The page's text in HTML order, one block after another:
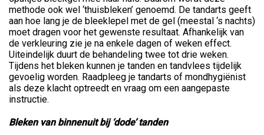
methode ook wel ‘thuisbleken’ genoemd. De tandarts geeft
aan hoe lang je de bleeklepel met de gel (meestal ‘s nachts)
moet dragen voor het gewenste resultaat. Afhankelijk van
de verkleuring zie je na enkele dagen of weken effect.
Uiteindelijk duurt de behandeling twee tot drie weken.
Tijdens het bleken kunnen je tanden en tandvlees tijdelijk
gevoelig worden. Raadpleeg je tandarts of mondhygiënist
als deze klacht optreedt en vraag om een aangepaste
instructie.
Bleken van binnenuit bij ‘dode’ tanden